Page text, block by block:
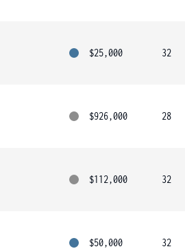
$25,000
32
$926,000
28
$112,000
32
$50,000
32